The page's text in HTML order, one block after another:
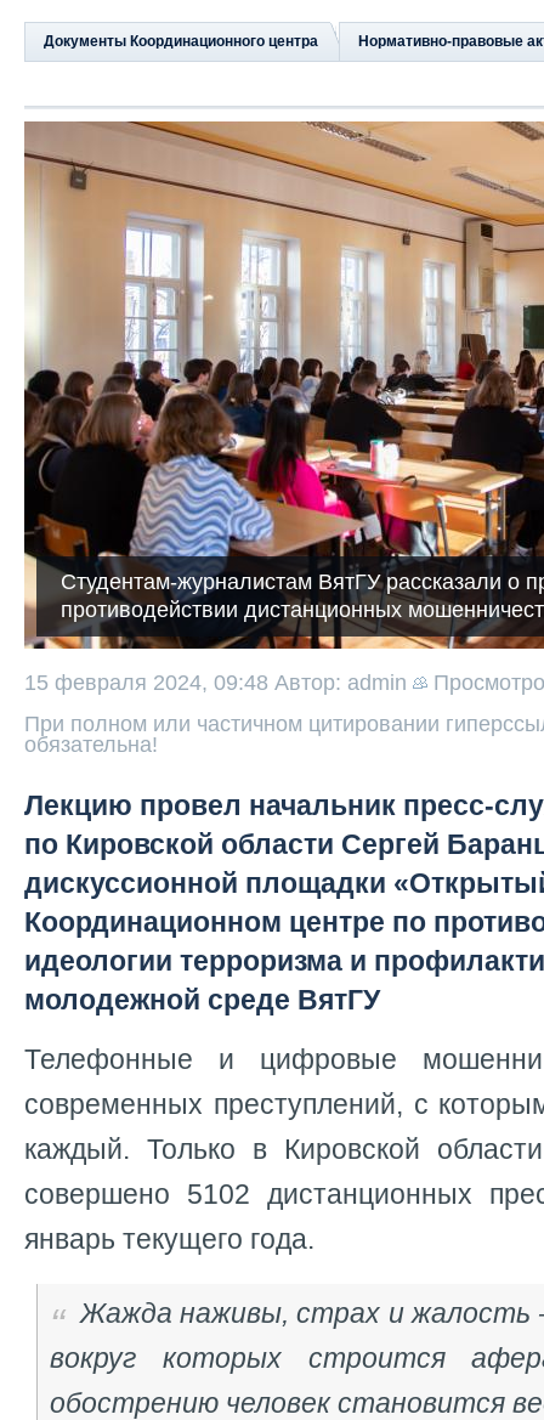
Документы Координационного центра Нормативно-правовые
Студентам-журналистам ВятГУ рассказали о
противодействии дистанционных
15 февраля 2024, 09:48 Автор: admin
При полном или частичном цитировании
обязательна!
Лекцию провел начальник пресс-
по Кировской области Сергей
дискуссионной площадки
Координационном центре по
идеологии терроризма и
молодежной среде ВятГУ
Телефонные и цифровые
современных преступлений, с
каждый. Только в Кировской
совершено 5102 дистанционных
январь текущего года.
Жажда наживы, страх и жалость
вокруг которых строится
обострению человек становится